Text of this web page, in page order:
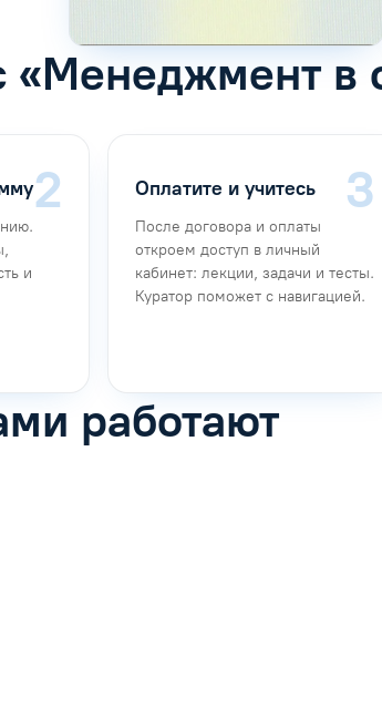
«Менеджмент в
и
Оплатите и учитесь
После договора и оплаты
откроем доступ в личный
кабинет: лекции, задачи и тесты.
Куратор поможет с навигацией.
работают